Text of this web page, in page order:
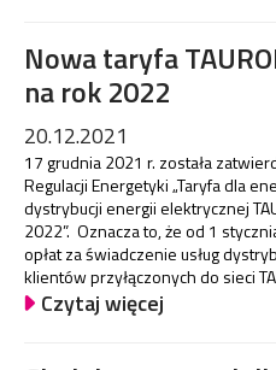
Nowa taryfa
na rok 2022
20.12.2021
17 grudnia 2021 r. została
Regulacji Energetyki „Taryfa dla
dystrybucji energii elektrycznej
2022”. Oznacza to, że od 1
opłat za świadczenie usług
klientów przyłączonych do sieci
Czytaj więcej